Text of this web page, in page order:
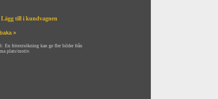
Lägg till i kundvagnen
»
En fritextsökning kan ge fler bilder från
plats/motiv.